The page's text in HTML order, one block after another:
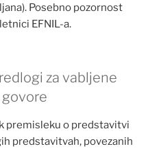
Posebno pozornost
EFNIL-a.
za vabljene
premisleku o predstavitvi
predstavitvah, povezanih